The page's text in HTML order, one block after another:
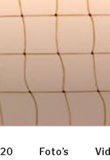
Foto’s